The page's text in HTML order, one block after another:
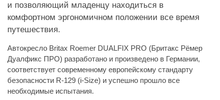
и позволяющий младенцу находиться в
комфортном эргономичном положении все время
путешествия.
Автокресло Britax Roemer DUALFIX PRO (Бритакс Рёмер
Дуалфикс ПРО) разработано и произведено в Германии,
соответствует современному европейскому стандарту
безопасности R-129 (i-Size) и успешно прошло все
необходимые испытания.